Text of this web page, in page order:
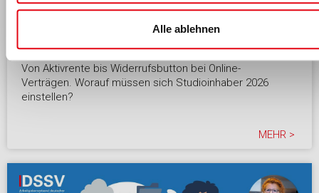
Alle ablehnen
Studiorecht 2026
Von Aktivrente bis Widerrufsbutton bei Online-
Verträgen. Worauf müssen sich Studioinhaber 2026
einstellen?
MEHR >